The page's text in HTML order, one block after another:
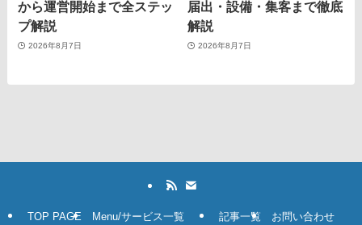
から運営開始まで全ステッ
プ解説
2026年8月7日
届出・設備・集客まで徹底
解説
2026年8月7日
TOP PAGE Menu/サービス一覧 記事一覧 お問い合わせ